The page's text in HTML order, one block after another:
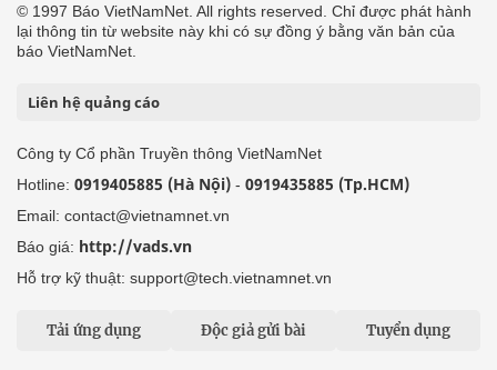
© 1997 Báo VietNamNet. All rights reserved. Chỉ được phát hành
lại thông tin từ website này khi có sự đồng ý bằng văn bản của
báo VietNamNet.
Liên hệ quảng cáo
Công ty Cổ phần Truyền thông VietNamNet
Hotline: 0919405885 (Hà Nội) - 0919435885 (Tp.HCM)
Email: contact@vietnamnet.vn
Báo giá: http://vads.vn
Hỗ trợ kỹ thuật: support@tech.vietnamnet.vn
Tải ứng dụng Độc giả gửi bài Tuyển dụng